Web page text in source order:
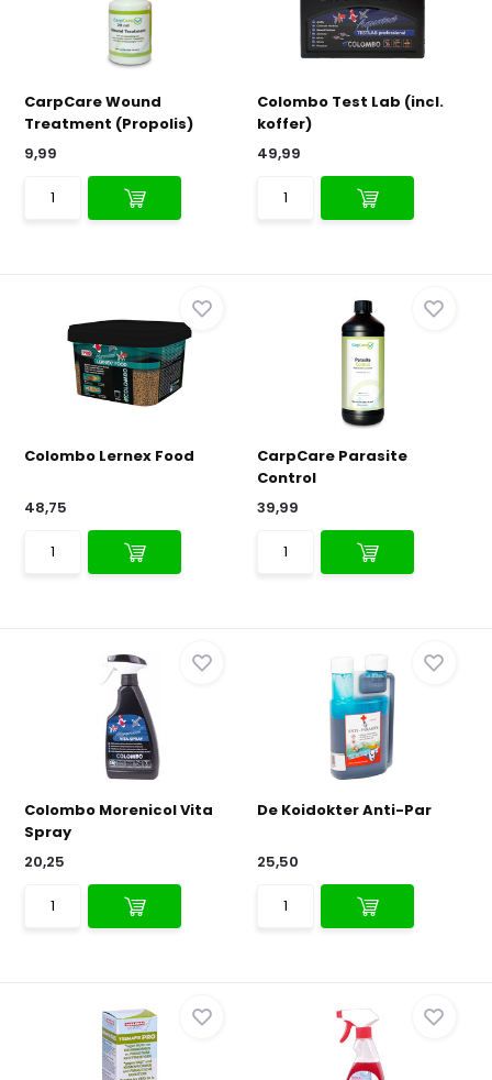
CarpCare Wound
Treatment (Propolis)
9,99
Colombo Test Lab (incl.
koffer)
49,99
Colombo Lernex Food
48,75
CarpCare Parasite
Control
39,99
Colombo Morenicol Vita
Spray
20,25
De Koidokter Anti-Par
25,50